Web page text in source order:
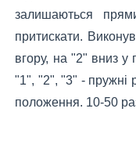
залишаються
притискати.
вгору, на "2" вниз
"1", "2", "3" - пружні
положення. 10-50